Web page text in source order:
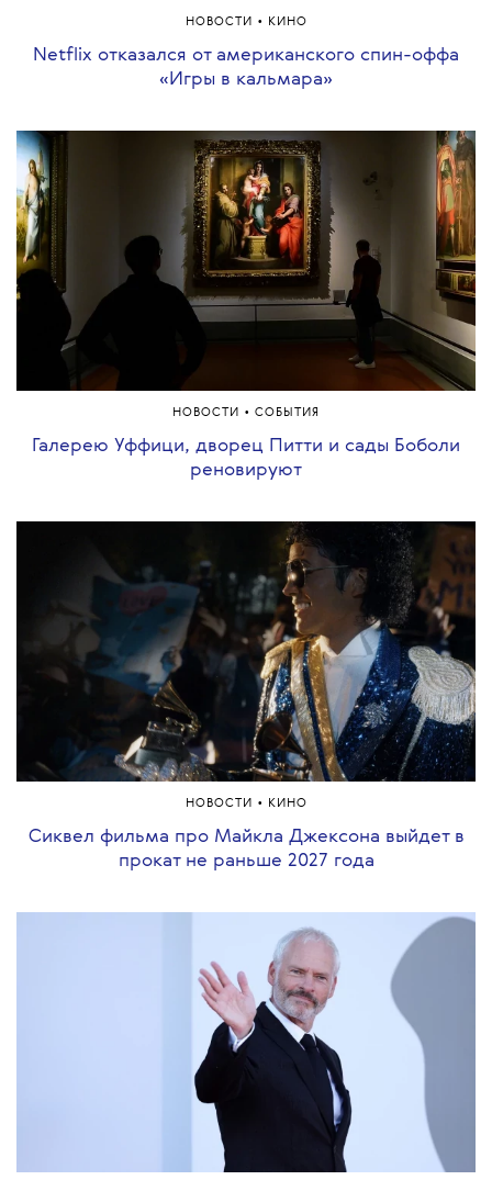
НОВОСТИ • КИНО
Netflix отказался от американского спин-оффа
«Игры в кальмара»
НОВОСТИ • СОБЫТИЯ
Галерею Уффици, дворец Питти и сады Боболи
реновируют
НОВОСТИ • КИНО
Сиквел фильма про Майкла Джексона выйдет в
прокат не раньше 2027 года